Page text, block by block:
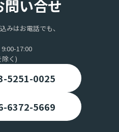
問い合せ
みはお電話でも、
17:00
く)
5251-0025
6372-5669